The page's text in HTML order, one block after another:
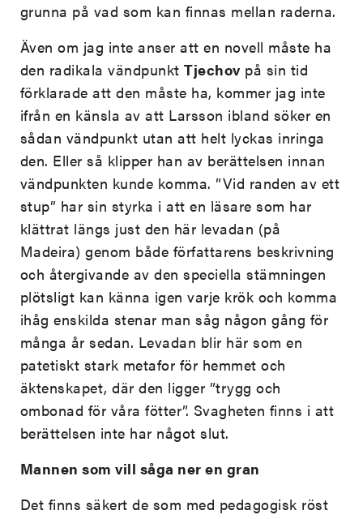
grunna på vad som kan finnas mellan raderna.
Även om jag inte anser att en novell måste ha
den radikala vändpunktTjechov på sin tid
förklarade att den måste ha, kommer jag inte
ifrån en känsla av att Larsson ibland söker en
sådan vändpunkt utan att helt lyckas inringa
den. Eller så klipper han av berättelsen innan
vändpunkten kunde komma. ”Vid randen av ett
stup” har sin styrka i att en läsare som har
klättrat längs just den här levadan (på
Madeira) genom både författarens beskrivning
och återgivande av den speciella stämningen
plötsligt kan känna igen varje krök och komma
ihåg enskilda stenar man såg någon gång för
många år sedan. Levadan blir här som en
patetiskt stark metafor för hemmet och
äktenskapet, där den ligger ”trygg och
ombonad för våra fötter”. Svagheten finns i att
berättelsen inte har något slut.
Mannen som vill såga ner en gran
Det finns säkert de som med pedagogisk röst